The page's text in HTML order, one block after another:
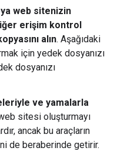
web sitenizin
erişim kontrol
alın. Aşağıdaki
için yedek dosyanızı
dosyanızı
ve yamalarla
sitesi oluşturmayı
ancak bu araçların
de beraberinde getirir.